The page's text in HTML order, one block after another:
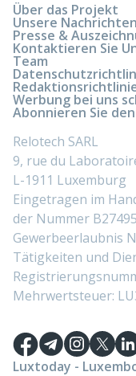
Über das Projekt
Unsere Nachrichten
Presse &
Kontaktieren Sie
Team
Werbung bei uns
Abonnieren Sie
Relotech SARL
9, rue du
L-1911 Luxemburg
Eingetragen im
der Nummer
Gewerbeerlaubnis
Tätigkeiten und
Mehrwertsteuer:
Luxtoday -